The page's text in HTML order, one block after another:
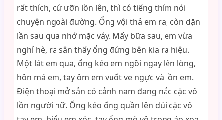
rất thích, cứ ưỡn lồn lên, thì có tiếng thím nói
chuyện ngoài đường. Ổng vội thả em ra, còn dặn
lần sau qua nhớ mặc váy. Mấy bữa sau, em vừa
nghỉ hè, ra sân thấy ổng đứng bên kia ra hiệu.
Một lát em qua, ổng kéo em ngồi ngay lên lòng,
hôn má em, tay ôm em vuốt ve ngực và lồn em.
Điện thoại mở sẵn có cảnh nam đang nắc cặc vô
lồn người nữ. Ổng kéo ống quần lên dúi cặc vô